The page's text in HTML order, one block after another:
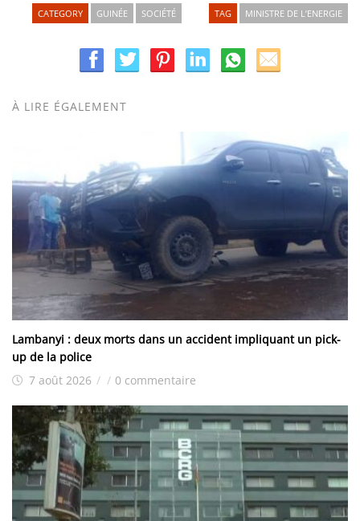
CATEGORY GUINÉE SOCIÉTÉ TAG MINISTRE DE L’ENERGIE
À LIRE ÉGALEMENT
Lambanyi : deux morts dans un accident impliquant un pick-
up de la police
7 août 2026 / / 0 commentaire